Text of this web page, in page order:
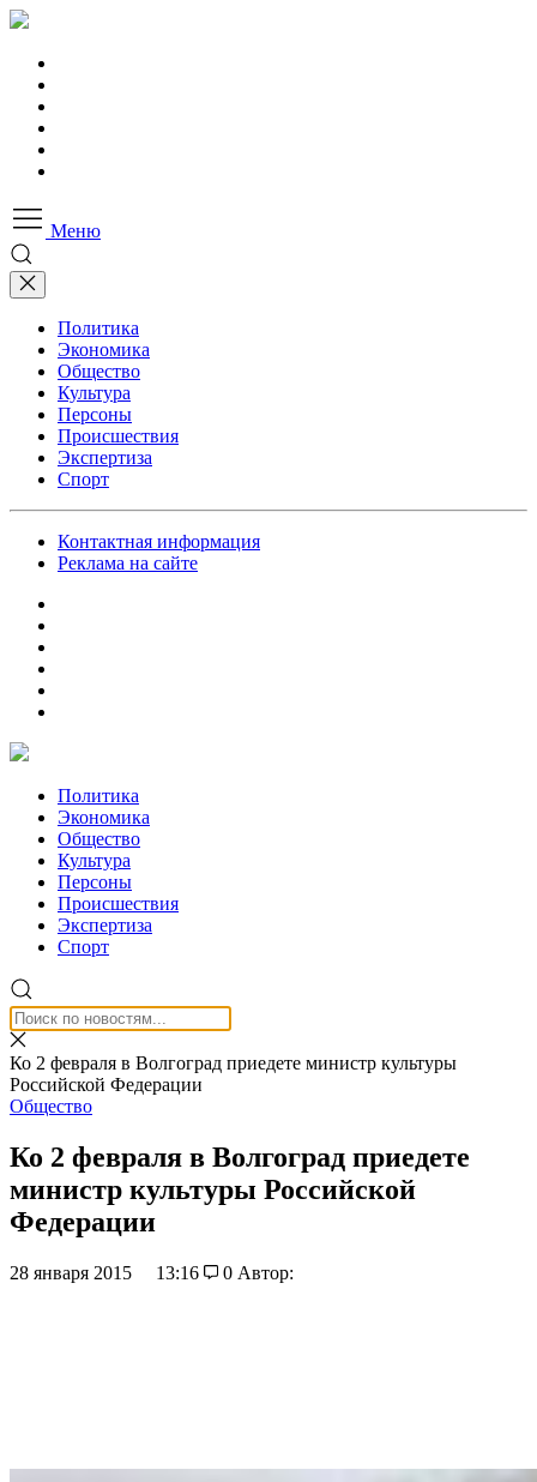
Меню
Политика
Экономика
Общество
Культура
Персоны
Происшествия
Экспертиза
Спорт
Контактная информация
Реклама на сайте
Политика
Экономика
Общество
Культура
Персоны
Происшествия
Экспертиза
Спорт
Ко 2 февраля в Волгоград приедете министр культуры
Российской Федерации
Общество
Ко 2 февраля в Волгоград приедете
министр культуры Российской
Федерации
28 января 2015 13:16 0 Автор: